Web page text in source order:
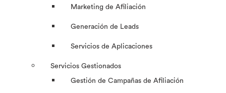
Marketing de Afiliación
Generación de Leads
Servicios de Aplicaciones
Servicios Gestionados
Gestión de Campañas de Afiliación